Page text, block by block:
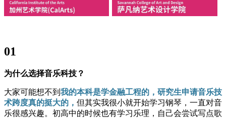
01
为什么选择音乐科技？
大家可能想不到 我的本科是学金融工程的，研究生申请音乐技
术跨度真的挺大的， 但其实我很小就开始学习钢琴，一直对音
乐很感兴趣。初高中的时候也有学习乐理，自己会尝试写点歌